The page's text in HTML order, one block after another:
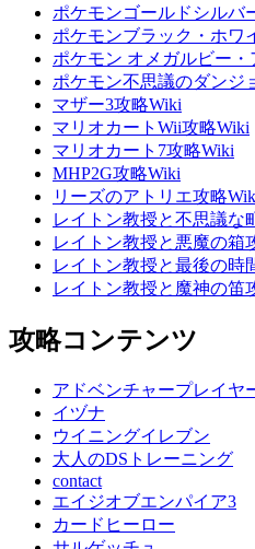
ポケモンゴールドシルバ
ポケモンブラック・ホワ
ポケモン オメガルビー
ポケモン不思議のダンジ
マザー3攻略Wiki
マリオカートWii攻略Wiki
マリオカート7攻略Wiki
MHP2G攻略Wiki
リーズのアトリエ攻略
レイトン教授と不思議な
レイトン教授と悪魔の箱
レイトン教授と最後の時
レイトン教授と魔神の笛
攻略コンテンツ
アドベンチャープレイヤ
イヅナ
ウイニングイレブン
大人のDSトレーニング
contact
エイジオブエンパイア3
カードヒーロー